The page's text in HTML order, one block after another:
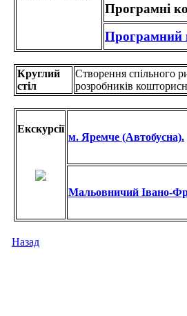
Програмні
Програмний
Круглий
стіл
Створення спільного
розробників
Екскурсії
м. Яремче (Автобусна).
Мальовничий Івано-
Назад